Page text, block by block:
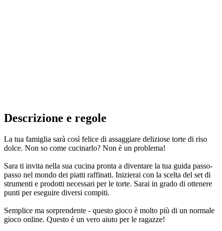
Descrizione e regole
La tua famiglia sarà così felice di assaggiare deliziose torte di riso
dolce. Non so come cucinarlo? Non è un problema!
Sara ti invita nella sua cucina pronta a diventare la tua guida passo-
passo nel mondo dei piatti raffinati. Inizierai con la scelta del set di
strumenti e prodotti necessari per le torte. Sarai in grado di ottenere
punti per eseguire diversi compiti.
Semplice ma sorprendente - questo gioco è molto più di un normale
gioco online. Questo è un vero aiuto per le ragazze!